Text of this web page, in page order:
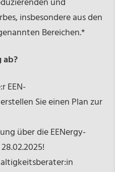
insbesondere aus den
Bereichen.*
EEN-
Sie einen Plan zur
über die EENergy-